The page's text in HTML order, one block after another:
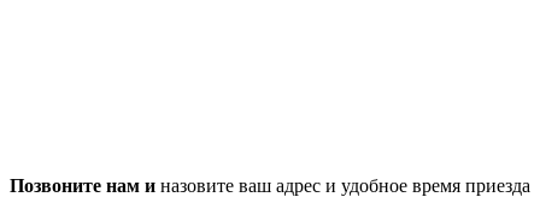
Позвоните нам и назовите ваш адрес и удобное время приезда